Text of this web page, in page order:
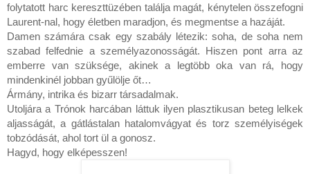
folytatott harc kereszttüzében találja magát, kénytelen összefogni
Laurent-nal, hogy életben maradjon, és megmentse a hazáját.
Damen számára csak egy szabály létezik: soha, de soha nem
szabad felfednie a személyazonosságát. Hiszen pont arra az
emberre van szüksége, akinek a legtöbb oka van rá, hogy
mindenkinél jobban gyűlölje őt…
Ármány, intrika és bizarr társadalmak.
Utoljára a Trónok harcában láttuk ilyen plasztikusan beteg lelkek
aljasságát, a gátlástalan hatalomvágyat és torz személyiségek
tobzódását, ahol tort ül a gonosz.
Hagyd, hogy elképesszen!